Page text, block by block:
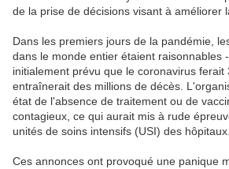
de la prise de décisions visant à améliorer
Dans les premiers jours de la pandémie,
dans le monde entier étaient raisonnables
initialement prévu que le coronavirus ferait
entraînerait des millions de décès.
état de l'absence de traitement ou de
contagieux, ce qui aurait mis à rude
unités de soins intensifs (USI) des hôpitaux.
Ces annonces ont provoqué une panique